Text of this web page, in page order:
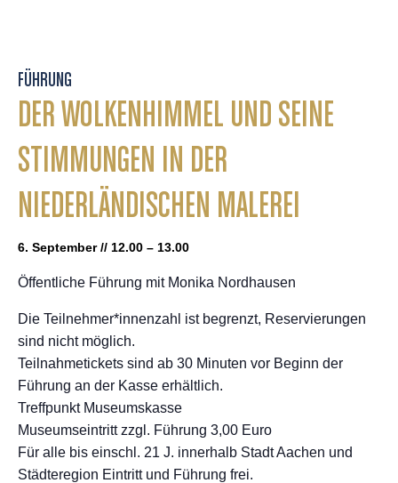
FÜHRUNG
DER WOLKENHIMMEL UND SEINE
STIMMUNGEN IN DER
NIEDERLÄNDISCHEN MALEREI
6. September // 12.00 – 13.00
Öffentliche Führung mit Monika Nordhausen
Die Teilnehmer*innenzahl ist begrenzt, Reservierungen
sind nicht möglich.
Teilnahmetickets sind ab 30 Minuten vor Beginn der
Führung an der Kasse erhältlich.
Treffpunkt Museumskasse
Museumseintritt zzgl. Führung 3,00 Euro
Für alle bis einschl. 21 J. innerhalb Stadt Aachen und
Städteregion Eintritt und Führung frei.